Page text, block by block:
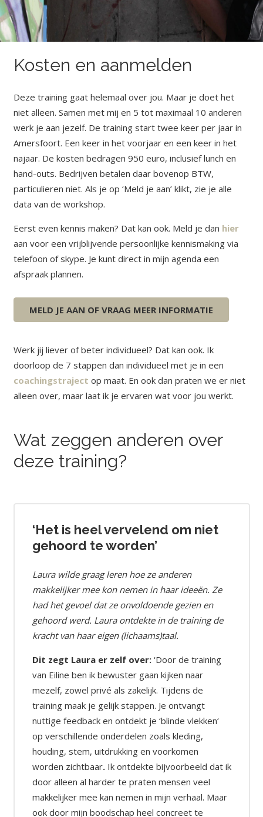
Kosten en aanmelden
Deze training gaat helemaal over jou. Maar je doet het
niet alleen. Samen met mij en 5 tot maximaal 10 anderen
werk je aan jezelf. De training start twee keer per jaar in
Amersfoort. Een keer in het voorjaar en een keer in het
najaar. De kosten bedragen 950 euro, inclusief lunch en
hand-outs. Bedrijven betalen daar bovenop BTW,
particulieren niet. Als je op ‘Meld je aan’ klikt, zie je alle
data van de workshop.
Eerst even kennis maken? Dat kan ook. Meld je dan hier
aan voor een vrijblijvende persoonlijke kennismaking via
telefoon of skype. Je kunt direct in mijn agenda een
afspraak plannen.
MELD JE AAN OF VRAAG MEER INFORMATIE
Werk jij liever of beter individueel? Dat kan ook. Ik
doorloop de 7 stappen dan individueel met je in een
coachingstraject op maat. En ook dan praten we er niet
alleen over, maar laat ik je ervaren wat voor jou werkt.
Wat zeggen anderen over
deze training?
om niet
anderen
ideeën. Ze
gezien en
de training de
de training
kijken naar
Tijdens de
Je ontvangt
vlekken‘
kleding,
dat ik
veel
verhaal. Maar
te
‘Ik kan nu echt
zijn’
Marsha kwam met het doel om te
wie ze echt was en wat ze met haar
Ze wilde een nieuwe richting op
en zocht ook naar handvatten hoe
deze fase puur en zelfverzekerd kon
Dit zegt Marsha er zelf over:
heeft mij enorm veel gebracht. Het
eyeopener geweest. Ik ben mezelf
tegengekomen en heb verschillende
mezelf ontdekt. Dit komt vooral
instelling van Eiline. Door de training
stappen kunnen ondernemen om
mezelf te kiezen en daarmee
mezelf te zijn. ‘Wat wil ik?’, Waar sta
kom ik over?’ en ‘Hoe kan ik dingen